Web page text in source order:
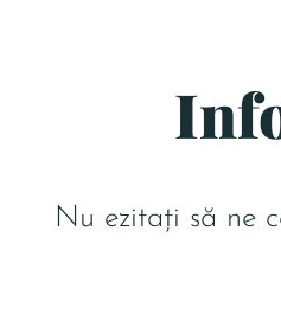
Nu ezitați să ne